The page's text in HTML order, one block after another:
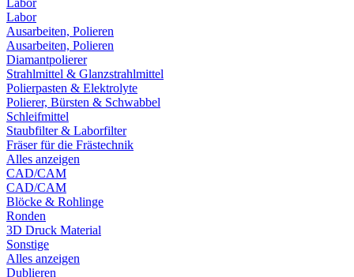
Labor
Labor
Ausarbeiten, Polieren
Ausarbeiten, Polieren
Diamantpolierer
Strahlmittel & Glanzstrahlmittel
Polierpasten & Elektrolyte
Polierer, Bürsten & Schwabbel
Schleifmittel
Staubfilter & Laborfilter
Fräser für die Frästechnik
Alles anzeigen
CAD/CAM
CAD/CAM
Blöcke & Rohlinge
Ronden
3D Druck Material
Sonstige
Alles anzeigen
Dublieren